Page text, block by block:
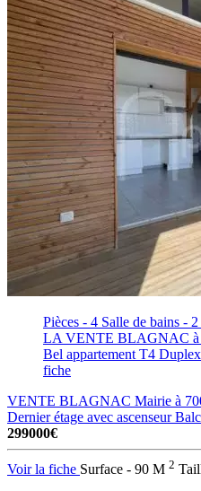
Pièces - 4 Salle de bains - 2
LA VENTE BLAGNAC à
Bel appartement T4
fiche
VENTE BLAGNAC Mairie à
Dernier étage avec ascenseur
299000€
Voir la fiche Surface - 90 M 2